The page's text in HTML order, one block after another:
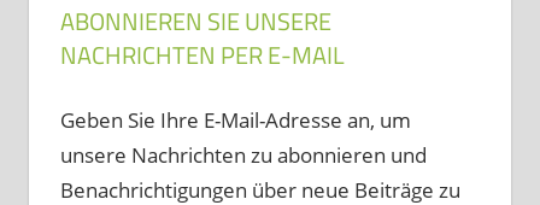
ABONNIEREN SIE UNSERE
NACHRICHTEN PER E-MAIL
Geben Sie Ihre E-Mail-Adresse an, um
unsere Nachrichten zu abonnieren und
Benachrichtigungen über neue Beiträge zu